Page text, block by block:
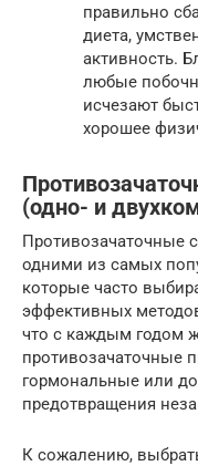
правильно
диета,
активность.
любые
исчезают
хорошее
(одно- и
Противозачаточные
одними из самых
которые часто
эффективных
что с каждым годом
противозачаточные
гормональные или
предотвращения
К сожалению,